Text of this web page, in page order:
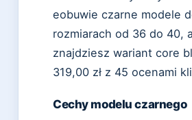
eobuwie czarne modele
rozmiarach od 36 do 40,
znajdziesz wariant core
319,00 zł z 45 ocenami
Cechy modelu czarnego